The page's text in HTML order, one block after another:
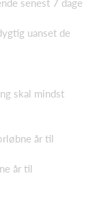
uanset de
skal mindst
år til
år til